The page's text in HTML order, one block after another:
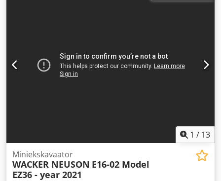
1 / 13
Miniekskavaator
WACKER NEUSON E16-02 Model
EZ36 - year 2021